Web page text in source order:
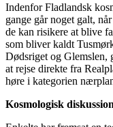
Indenfor Fladlandsk
gange går noget galt,
de kan risikere at blive
som bliver kaldt
Dødsriget og Glemslen,
at rejse direkte fra
høre i kategorien
Kosmologisk diskussion